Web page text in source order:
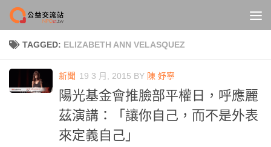
Skip to content
TAGGED: ELIZABETH ANN VELASQUEZ
新聞 19 3 月, 2015 BY 陳 妤寧
陽光基金會推臉部平權日，呼應麗
茲演講：「讓你自己，而不是外表
來定義自己」